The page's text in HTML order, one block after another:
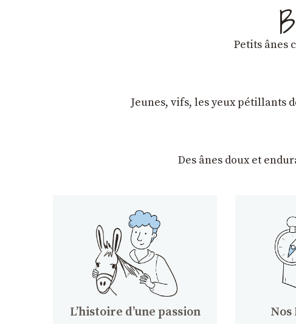
Petits ânes
Jeunes, vifs, les yeux pétillants
Des ânes doux et
Lʼhistoire dʼune passion Nos